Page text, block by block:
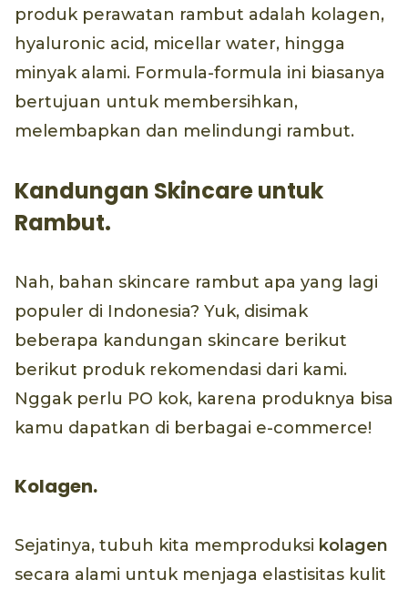
produk perawatan rambut adalah kolagen,
hyaluronic acid, micellar water, hingga
minyak alami. Formula-formula ini biasanya
bertujuan untuk membersihkan,
melembapkan dan melindungi rambut.
Kandungan Skincare untuk
Rambut.
Nah, bahan skincare rambut apa yang lagi
populer di Indonesia? Yuk, disimak
beberapa kandungan skincare berikut
berikut produk rekomendasi dari kami.
Nggak perlu PO kok, karena produknya bisa
kamu dapatkan di berbagai e-commerce!
Kolagen.
Sejatinya, tubuh kita memproduksi kolagen
secara alami untuk menjaga elastisitas kulit